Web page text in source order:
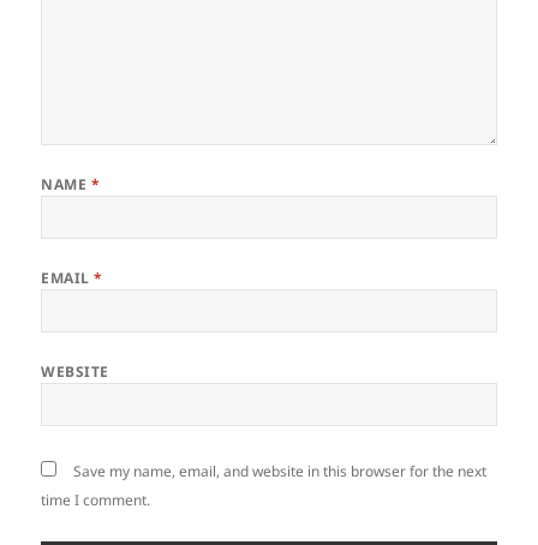
NAME *
EMAIL*
WEBSITE
Save my name, email, and website in this browser for the next
time I comment.